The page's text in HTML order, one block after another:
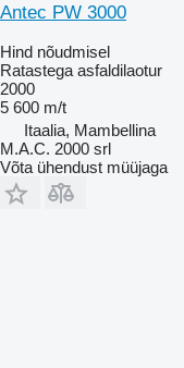
Antec PW 3000
Hind nõudmisel
Ratastega asfaldilaotur
2000
5 600 m/t
Itaalia, Mambellina
M.A.C. 2000 srl
Võta ühendust müüjaga